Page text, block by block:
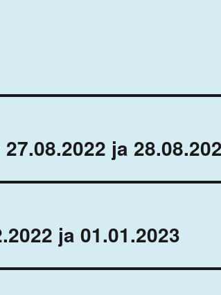
ja
ja 01.01.2023